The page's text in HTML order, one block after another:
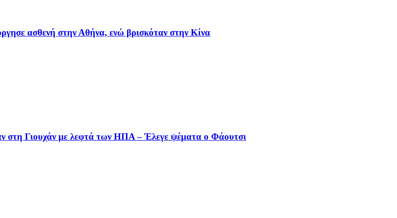
ασθενή στην Αθήνα, ενώ βρισκόταν στην Κίνα
στη Γιουχάν με λεφτά των ΗΠΑ – Έλεγε ψέματα ο Φάουτσι